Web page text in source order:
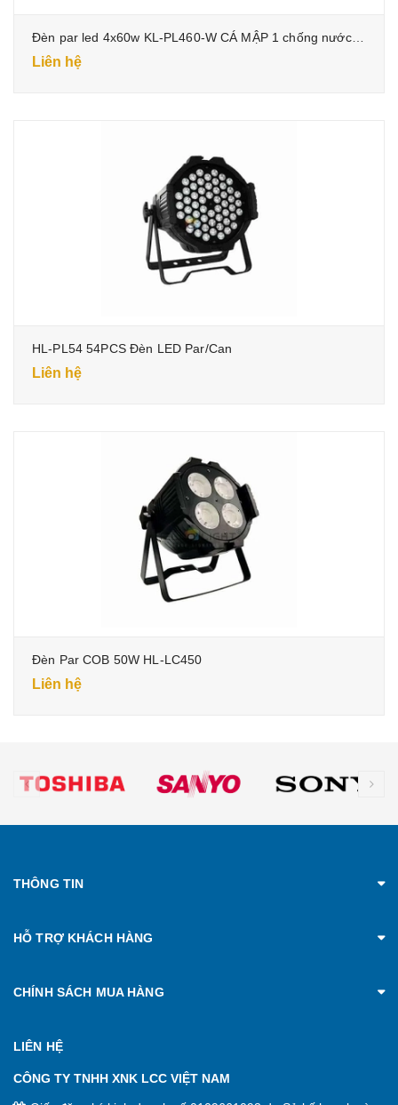
Đèn par led 4x60w KL-PL460-W CÁ MẬP 1 chống nước cho dự án
Liên hệ
HL-PL54 54PCS Đèn LED Par/Can
Liên hệ
Đèn Par COB 50W HL-LC450
Liên hệ
prev
THÔNG TIN
HỖ TRỢ KHÁCH HÀNG
CHÍNH SÁCH MUA HÀNG
LIÊN HỆ
CÔNG TY TNHH XNK LCC VIỆT NAM